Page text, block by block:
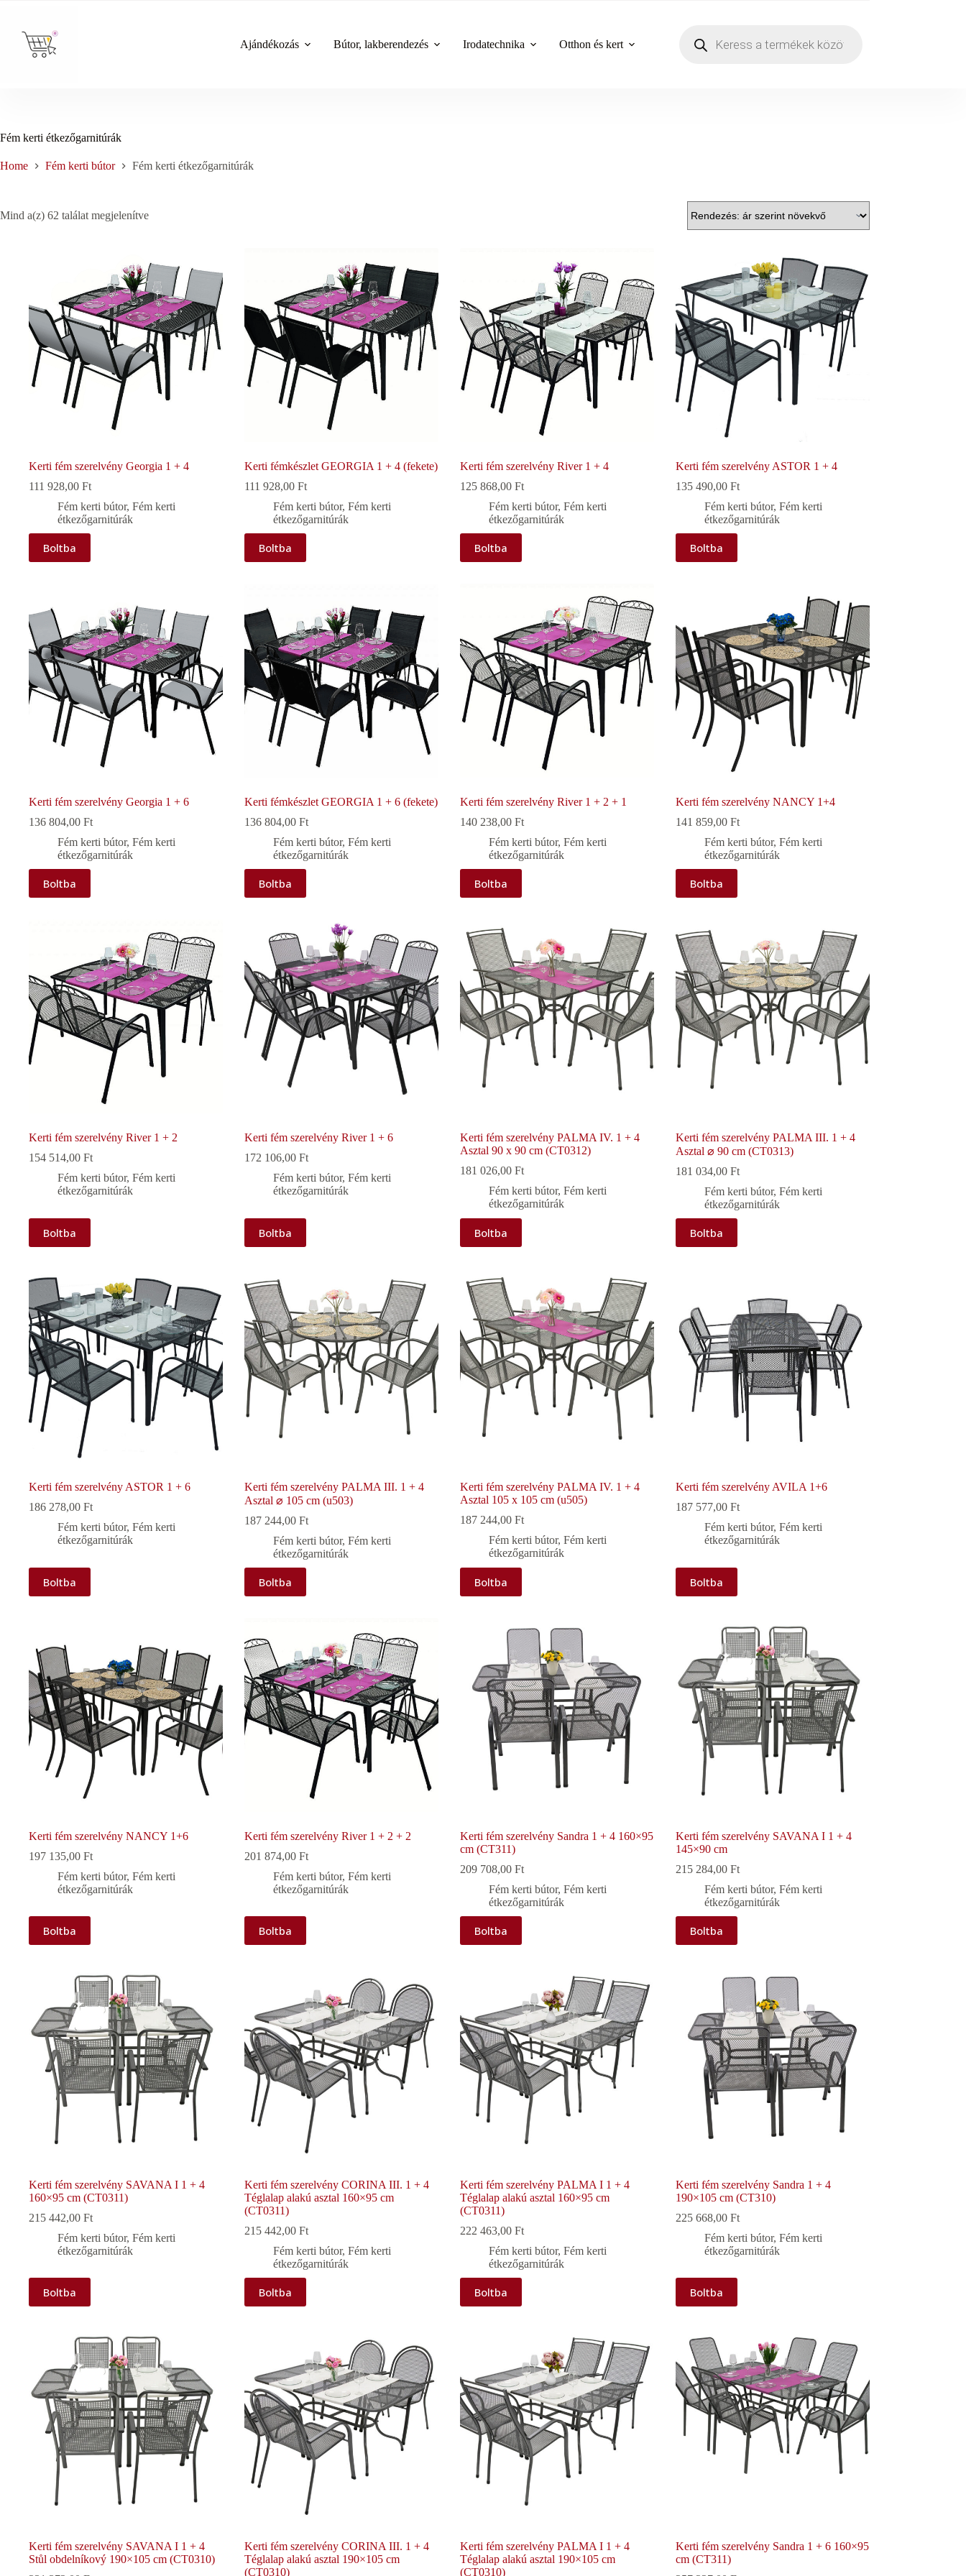
content
Ajándékozás
Bútor, lakberendezés Irodatechnika Otthon és kert
search
Fém kerti étkezőgarnitúrák
Home Fém kerti bútor Fém kerti étkezőgarnitúrák
Mind a(z) 62 találat megjelenítveSorted
to
high
Kerti fém szerelvény Georgia 1 + 4
111 928,00 Ft
Fém kerti bútor, Fém kerti
étkezőgarnitúrák
Boltba
Kerti fémkészlet GEORGIA 1 + 4 (fekete)
111 928,00 Ft
Fém kerti bútor, Fém kerti
étkezőgarnitúrák
Boltba
Kerti fém szerelvény River 1 + 4
125 868,00 Ft
Fém kerti bútor, Fém kerti
étkezőgarnitúrák
Boltba
Kerti fém szerelvény ASTOR 1 + 4
135 490,00 Ft
Fém kerti bútor, Fém kerti
étkezőgarnitúrák
Boltba
Kerti fém szerelvény Georgia 1 + 6
136 804,00 Ft
Fém kerti bútor, Fém kerti
étkezőgarnitúrák
Boltba
Kerti fémkészlet GEORGIA 1 + 6 (fekete)
136 804,00 Ft
Fém kerti bútor, Fém kerti
étkezőgarnitúrák
Boltba
Kerti fém szerelvény River 1 + 2 + 1
140 238,00 Ft
Fém kerti bútor, Fém kerti
étkezőgarnitúrák
Boltba
Kerti fém szerelvény NANCY 1+4
141 859,00 Ft
Fém kerti bútor, Fém kerti
étkezőgarnitúrák
Boltba
Kerti fém szerelvény River 1 + 2
154 514,00 Ft
Fém kerti bútor, Fém kerti
étkezőgarnitúrák
Boltba
Kerti fém szerelvény River 1 + 6
172 106,00 Ft
Fém kerti bútor, Fém kerti
étkezőgarnitúrák
Boltba
Kerti fém szerelvény PALMA IV. 1 + 4
Asztal 90 x 90 cm (CT0312)
181 026,00 Ft
Fém kerti bútor, Fém kerti
étkezőgarnitúrák
Boltba
Kerti fém szerelvény PALMA III. 1 + 4
Asztal ⌀ 90 cm (CT0313)
181 034,00 Ft
Fém kerti bútor, Fém kerti
étkezőgarnitúrák
Boltba
Kerti fém szerelvény ASTOR 1 + 6
186 278,00 Ft
Fém kerti bútor, Fém kerti
étkezőgarnitúrák
Boltba
Kerti fém szerelvény PALMA III. 1 + 4
Asztal ⌀ 105 cm (u503)
187 244,00 Ft
Fém kerti bútor, Fém kerti
étkezőgarnitúrák
Boltba
Kerti fém szerelvény PALMA IV. 1 + 4
Asztal 105 x 105 cm (u505)
187 244,00 Ft
Fém kerti bútor, Fém kerti
étkezőgarnitúrák
Boltba
Kerti fém szerelvény AVILA 1+6
187 577,00 Ft
Fém kerti bútor, Fém kerti
étkezőgarnitúrák
Boltba
Kerti fém szerelvény NANCY 1+6
197 135,00 Ft
Fém kerti bútor, Fém kerti
étkezőgarnitúrák
Boltba
Kerti fém szerelvény River 1 + 2 + 2
201 874,00 Ft
Fém kerti bútor, Fém kerti
étkezőgarnitúrák
Boltba
Kerti fém szerelvény Sandra 1 + 4 160×95
cm (CT311)
209 708,00 Ft
Fém kerti bútor, Fém kerti
étkezőgarnitúrák
Boltba
Kerti fém szerelvény SAVANA I 1 + 4
145×90 cm
215 284,00 Ft
Fém kerti bútor, Fém kerti
étkezőgarnitúrák
Boltba
Kerti fém szerelvény SAVANA I 1 + 4
160×95 cm (CT0311)
215 442,00 Ft
Fém kerti bútor, Fém kerti
étkezőgarnitúrák
Boltba
Kerti fém szerelvény CORINA III. 1 + 4
Téglalap alakú asztal 160×95 cm
(CT0311)
215 442,00 Ft
Fém kerti bútor, Fém kerti
étkezőgarnitúrák
Boltba
Kerti fém szerelvény PALMA I 1 + 4
Téglalap alakú asztal 160×95 cm
(CT0311)
222 463,00 Ft
Fém kerti bútor, Fém kerti
étkezőgarnitúrák
Boltba
Kerti fém szerelvény Sandra 1 + 4
190×105 cm (CT310)
225 668,00 Ft
Fém kerti bútor, Fém kerti
étkezőgarnitúrák
Boltba
Kerti fém szerelvény SAVANA I 1 + 4
Stůl obdelníkový 190×105 cm (CT0310)
Kerti fém szerelvény CORINA III. 1 + 4
Téglalap alakú asztal 190×105 cm
(CT0310)
Kerti fém szerelvény PALMA I 1 + 4
Téglalap alakú asztal 190×105 cm
(CT0310)
Kerti fém szerelvény Sandra 1 + 6 160×95
cm (CT311)